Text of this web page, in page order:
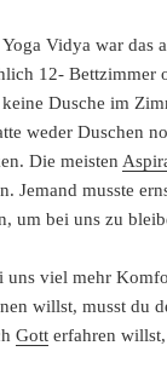
Vidya war das
12- Bettzimmer
Dusche im
weder Duschen
Die meisten
Jemand musste
um bei uns zu
uns viel mehr
willst, musst du
Gott erfahren